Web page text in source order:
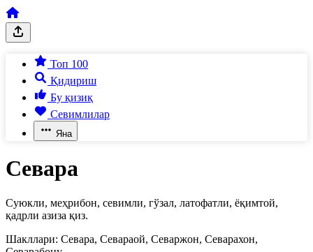
Топ 100
Қидириш
Бу қизиқ
Севимлилар
Яна
Севара
Суюкли, меҳрибон, севимли, гўзал, латофатли, ёқимтой,
қадрли азиза қиз.
Шакллари: Севара, Севараой, Севаржон, Севарахон,